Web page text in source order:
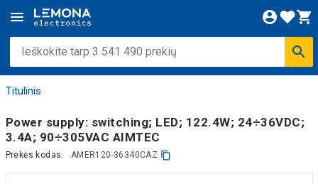
Titulinis
Power supply: switching; LED; 122.4W; 24÷36VDC;
3.4A; 90÷305VAC AIMTEC
Prekės kodas: AMER120-36340CAZ